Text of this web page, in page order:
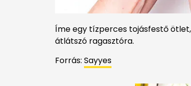
Íme egy tízperces tojásfestő
átlátszó ragasztóra.
Forrás: Sayyes